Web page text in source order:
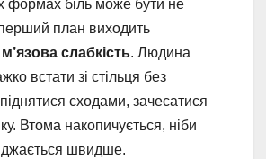
формах біль може бути не
план виходить
слабкість. Людина
встати зі стільця без
сходами, зачесатися
Втома накопичується, ніби
швидше.